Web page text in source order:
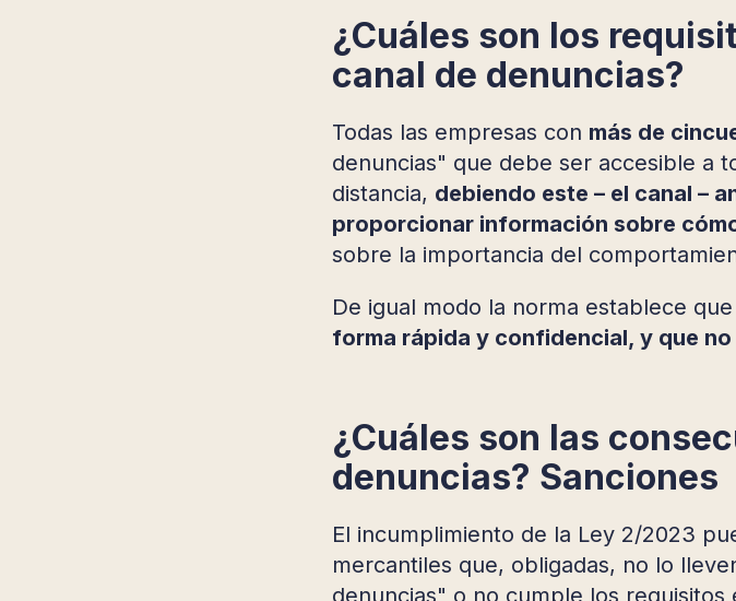
¿Cuáles son los
canal de denuncias?
Todas las empresas con más de
denuncias" que debe ser accesible a
distancia, debiendo este – el canal –
proporcionar información sobre
sobre la importancia del
De igual modo la norma establece
forma rápida y confidencial, y que
¿Cuáles son las
denuncias? Sanciones
El incumplimiento de la Ley 2/2023
mercantiles que, obligadas, no lo
denuncias" o no cumple los requisitos